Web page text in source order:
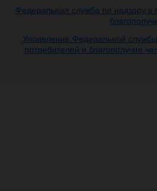
Федеральная служба по надзору
Управление Федеральной
потребителей и благополучия